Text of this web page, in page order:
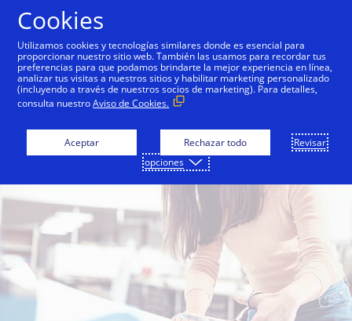
Cookies
Utilizamos cookies y tecnologías similares donde es esencial para
proporcionar nuestro sitio web. También las usamos para recordar tus
preferencias para que podamos brindarte la mejor experiencia en línea,
analizar tus visitas a nuestros sitios y habilitar marketing personalizado
(incluyendo a través de nuestros socios de marketing). Para detalles,
consulta nuestroAviso de Cookies.
Aceptar Rechazar todo
Revisar
opciones